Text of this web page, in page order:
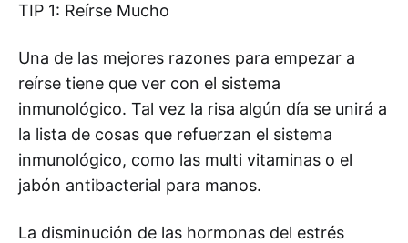
TIP 1: Reírse Mucho
Una de las mejores razones para empezar a
reírse tiene que ver con el sistema
inmunológico. Tal vez la risa algún día se unirá a
la lista de cosas que refuerzan el sistema
inmunológico, como las multi vitaminas o el
jabón antibacterial para manos.
La disminución de las hormonas del estrés